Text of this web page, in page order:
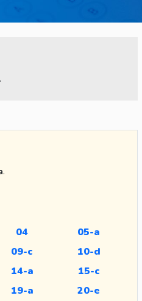
.
04
05-a
09-c
10-d
14-a
15-c
19-a
20-e